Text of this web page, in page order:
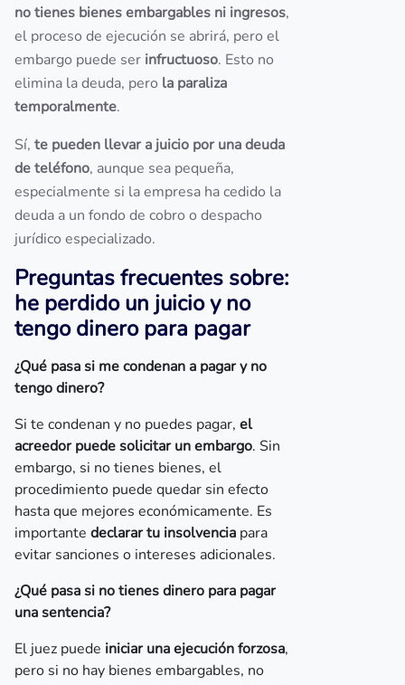
no tienes bienes embargables ni ingresos,
el proceso de ejecución se abrirá, pero el
embargo puede ser infructuoso. Esto no
elimina la deuda, pero la paraliza
temporalmente.
Sí, te pueden llevar a juicio por una deuda
de teléfono, aunque sea pequeña,
especialmente si la empresa ha cedido la
deuda a un fondo de cobro o despacho
jurídico especializado.
Preguntas frecuentes sobre:
he perdido un juicio y no
tengo dinero para pagar
¿Qué pasa si me condenan a pagar y no
tengo dinero?
Si te condenan y no puedes pagar, el
acreedor puede solicitar un embargo. Sin
embargo, si no tienes bienes, el
procedimiento puede quedar sin efecto
hasta que mejores económicamente. Es
importante declarar tu insolvencia para
evitar sanciones o intereses adicionales.
¿Qué pasa si no tienes dinero para pagar
una sentencia?
El juez puede iniciar una ejecución forzosa,
pero si no hay bienes embargables, no